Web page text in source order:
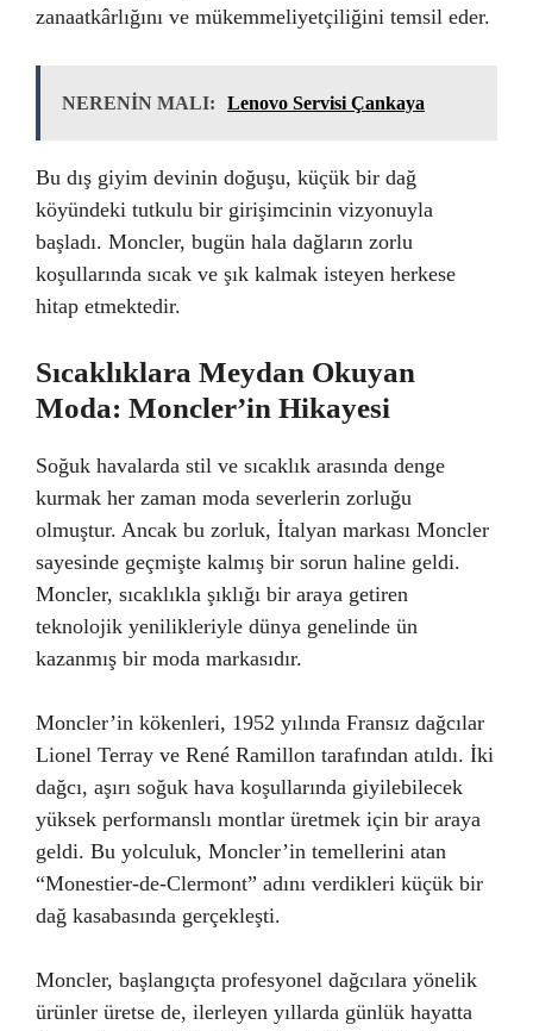
zanaatkârlığını ve mükemmeliyetçiliğini temsil eder.
NERENİN MALI: Lenovo Servisi Çankaya
Bu dış giyim devinin doğuşu, küçük bir dağ
köyündeki tutkulu bir girişimcinin vizyonuyla
başladı. Moncler, bugün hala dağların zorlu
koşullarında sıcak ve şık kalmak isteyen herkese
hitap etmektedir.
Sıcaklıklara Meydan Okuyan
Moda: Moncler’in Hikayesi
Soğuk havalarda stil ve sıcaklık arasında denge
kurmak her zaman moda severlerin zorluğu
olmuştur. Ancak bu zorluk, İtalyan markası Moncler
sayesinde geçmişte kalmış bir sorun haline geldi.
Moncler, sıcaklıkla şıklığı bir araya getiren
teknolojik yenilikleriyle dünya genelinde ün
kazanmış bir moda markasıdır.
Moncler’in kökenleri, 1952 yılında Fransız dağcılar
Lionel Terray ve René Ramillon tarafından atıldı. İki
dağcı, aşırı soğuk hava koşullarında giyilebilecek
yüksek performanslı montlar üretmek için bir araya
geldi. Bu yolculuk, Moncler’in temellerini atan
“Monestier-de-Clermont” adını verdikleri küçük bir
dağ kasabasında gerçekleşti.
Moncler, başlangıçta profesyonel dağcılara yönelik
ürünler üretse de, ilerleyen yıllarda günlük hayatta